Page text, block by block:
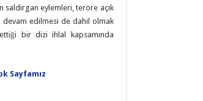
saldırgan eylemleri, teröre açık
devam edilmesi de dahil olmak
bir dizi ihlal kapsamında
Sayfamız